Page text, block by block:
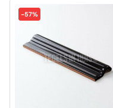
was:
9,40.
is:
3,95.
-57%